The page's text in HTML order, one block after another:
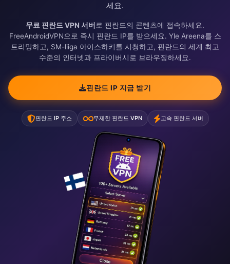
세요.
무료 핀란드 VPN 서버 로 핀란드의 콘텐츠에 접속하세요.
FreeAndroidVPN으로 즉시 핀란드 IP를 받으세요. Yle Areena를 스
트리밍하고, SM-liiga 아이스하키를 시청하고, 핀란드의 세계 최고
수준의 인터넷과 프라이버시로 브라우징하세요.
핀란드 IP 지금 받기
핀란드 IP 주소 무제한 핀란드 VPN 고속 핀란드 서버